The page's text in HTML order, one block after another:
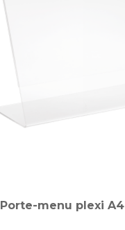
Porte-menu plexi A4